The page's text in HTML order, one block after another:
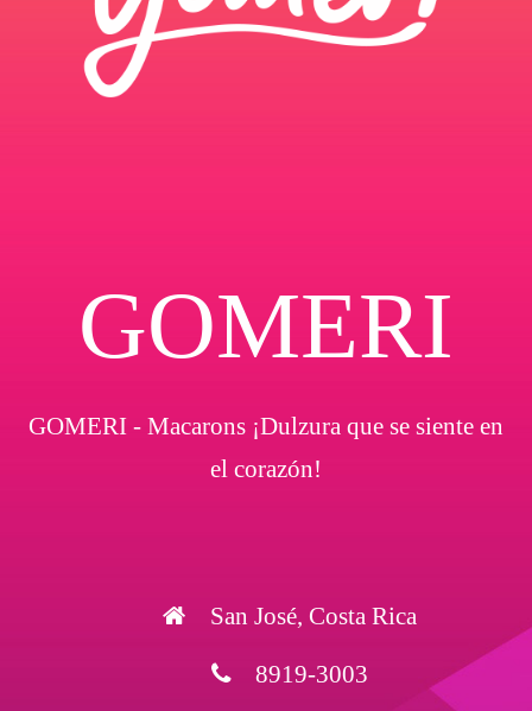
GOMERI
GOMERI - Macarons ¡Dulzura que se siente en
el corazón!
San José, Costa Rica
8919-3003